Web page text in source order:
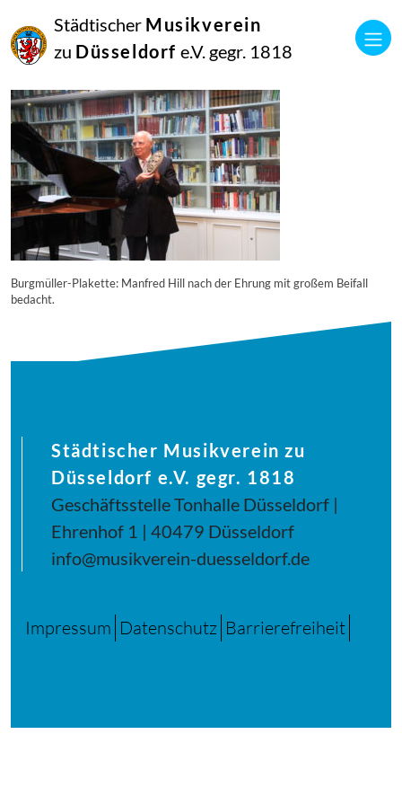
Städtischer Musikverein
zu Düsseldorf e.V. gegr. 1818
August
2018
Manfred Hill
Burgmüller-Plakette: Manfred Hill nach der Ehrung mit großem Beifall
bedacht.
Städtischer Musikverein zu
Düsseldorf e.V. gegr. 1818
Geschäftsstelle Tonhalle Düsseldorf |
Ehrenhof 1 | 40479 Düsseldorf
info@musikverein-duesseldorf.de
Impressum Datenschutz Barrierefreiheit